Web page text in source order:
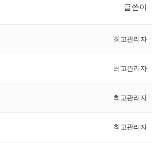
글쓴이
최고관리자
최고관리자
최고관리자
최고관리자